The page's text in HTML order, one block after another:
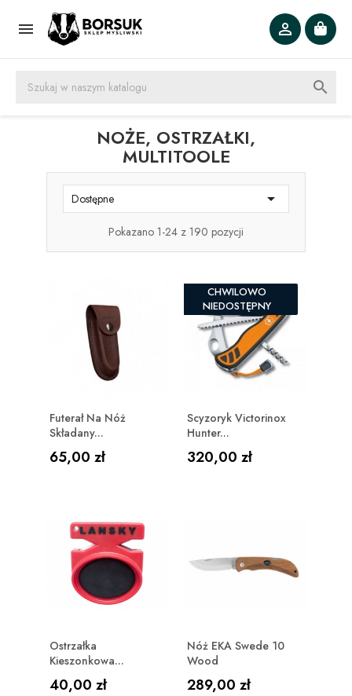
 

NOŻE, OSTRZAŁKI,
MULTITOOLE
Dostępne 
Pokazano 1-24 z 190 pozycji
Futerał Na Nóż
Składany...
Cena
65,00 zł
CHWILOWO
NIEDOSTĘPNY
Scyzoryk Victorinox
Hunter...
Cena
320,00 zł
Ostrzałka
Kieszonkowa...
Cena
40,00 zł
Nóż EKA Swede 10
Wood
Cena
289,00 zł